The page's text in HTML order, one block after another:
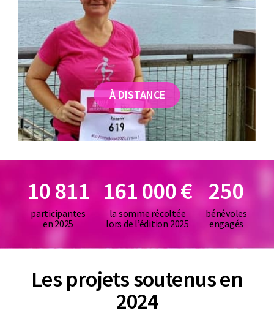
À DISTANCE
10 811
participantes
en 2025
161 000 €
la somme récoltée
lors de l’édition 2025
250
bénévoles
engagés
Les projets soutenus en
2024